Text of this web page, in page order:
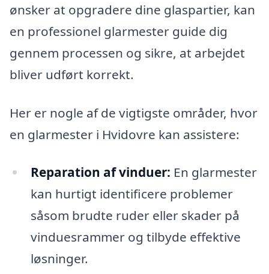
ønsker at opgradere dine glaspartier, kan
en professionel glarmester guide dig
gennem processen og sikre, at arbejdet
bliver udført korrekt.
Her er nogle af de vigtigste områder, hvor
en glarmester i Hvidovre kan assistere:
Reparation af vinduer: En glarmester
kan hurtigt identificere problemer
såsom brudte ruder eller skader på
vinduesrammer og tilbyde effektive
løsninger.